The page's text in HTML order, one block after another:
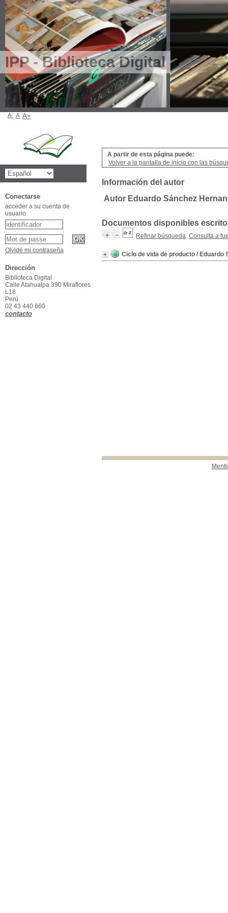
IPP - Biblioteca Digital
A partir de esta página puede:
Volver a la pantalla de inicio con las
Información del autor
Autor Eduardo Sánchez
Documentos disponibles
Refinar búsqueda Consulta a
Ciclo de vida de producto / Eduardo
A- A A+
Conectarse
acceder a su cuenta de
usuario
Olvidé mi contraseña
Dirección
Biblioteca Digital
Calle Atahualpa 390 Miraflores
L18
Perú
02 43 440 660
contacto